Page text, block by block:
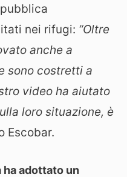
nei rifugi: “Oltre
anche a
sono costretti a
video ha aiutato
loro situazione, è
Escobar.
ha adottato un